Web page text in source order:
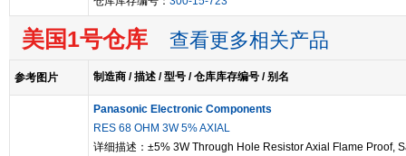
美国1号仓库 查看更多相关产品
参考图片 制造商 / 描述 / 型号 / 仓库库存编号 / 别名
Panasonic Electronic Components
RES 68 OHM 3W 5% AXIAL
详细描述：±5% 3W Through Hole Resistor Axial Flame Proof,